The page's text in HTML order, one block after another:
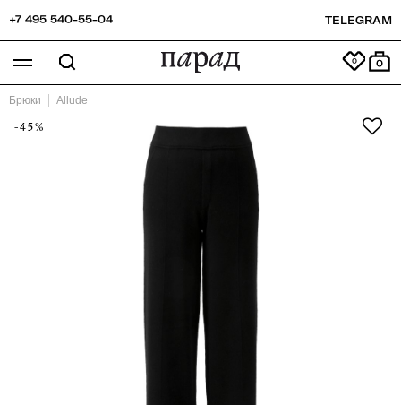
+7 495 540-55-04 TELEGRAM
0
Брюки Allude
-45%